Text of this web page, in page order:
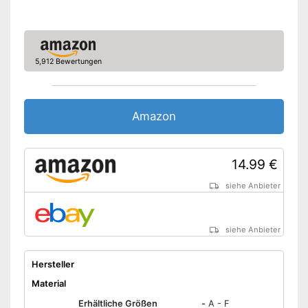
5,912 Bewertungen
Amazon
14.99 €
siehe Anbieter
siehe Anbieter
Hersteller
Material
Erhältliche Größen
- A - F